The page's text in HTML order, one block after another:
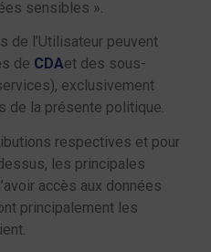
sensibles ».
de l’Utilisateur peuvent
de CDAet des sous-
exclusivement
de la présente politique.
respectives et pour
les principales
accès aux données
principalement les